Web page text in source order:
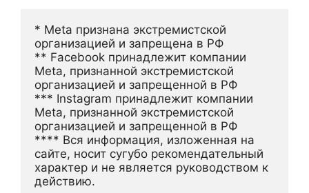
* Meta признана экстремистской
организацией и запрещена в РФ
** Facebook принадлежит компании
Meta, признанной экстремистской
организацией и запрещенной в РФ
*** Instagram принадлежит компании
Meta, признанной экстремистской
организацией и запрещенной в РФ
**** Вся информация, изложенная на
сайте, носит сугубо рекомендательный
характер и не является руководством к
действию.